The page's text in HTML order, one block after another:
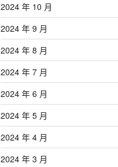
2024 年 10 月
2024 年 9 月
2024 年 8 月
2024 年 7 月
2024 年 6 月
2024 年 5 月
2024 年 4 月
2024 年 3 月